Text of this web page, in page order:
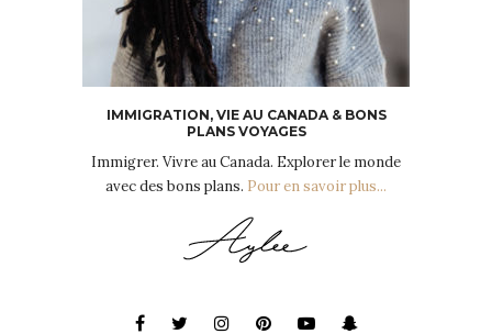
IMMIGRATION, VIE AU CANADA & BONS
PLANS VOYAGES
Immigrer. Vivre au Canada. Explorer le monde
avec des bons plans. Pour en savoir plus...